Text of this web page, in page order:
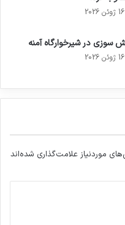
16 ژوئن 2026
سوزی در شیرخوارگاه آمنه
16 ژوئن 2026
موردنیاز علامت‌گذاری شده‌اند